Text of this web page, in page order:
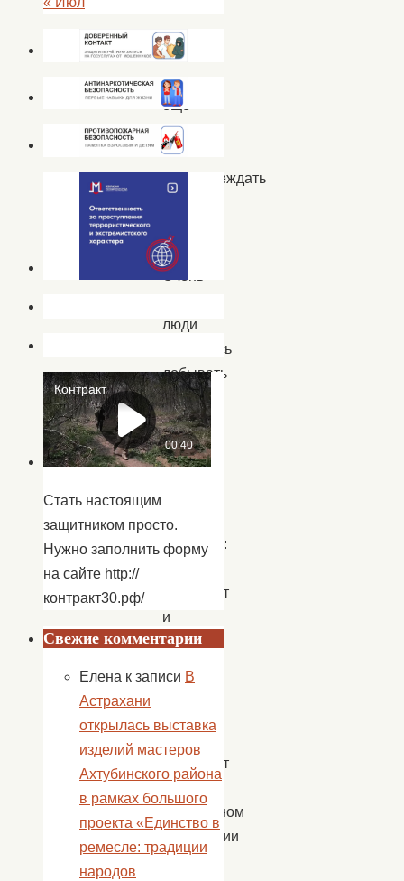
много,
но
есть
еще
одна
—
предупреждать
пожар.
Очень
люди
научились
добывать
огонь.
И
сегодня
без
не
обойтись:
согревает
и
кормит
забывают
осторожном
обращении
Стать настоящим
защитником просто.
Нужно заполнить форму
на сайте http://
контракт30.рф/
Свежие комментарии
Елена к записи В
Астрахани
открылась выставка
изделий мастеров
Ахтубинского района
в рамках большого
проекта «Единство в
ремесле: традиции
народов